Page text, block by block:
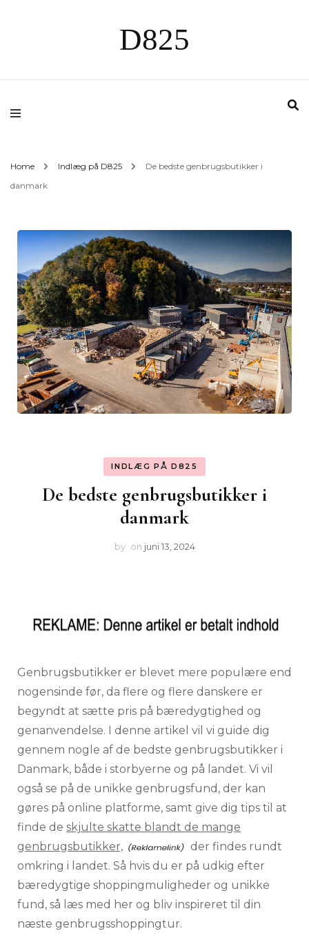
D825
Home Indlæg på D825
De bedste genbrugsbutikker i
danmark
INDLÆG PÅ D825
De bedste genbrugsbutikker i
danmark
by on juni 13, 2024
Genbrugsbutikker er blevet mere populære end
nogensinde før, da flere og flere danskere er
begyndt at sætte pris på bæredygtighed og
genanvendelse. I denne artikel vil vi guide dig
gennem nogle af de bedste genbrugsbutikker i
Danmark, både i storbyerne og på landet. Vi vil
også se på de unikke genbrugsfund, der kan
gøres på online platforme, samt give dig tips til at
finde de skjulte skatte blandt de mange
genbrugsbutikker,
der findes rundt
omkring i landet. Så hvis du er på udkig efter
bæredygtige shoppingmuligheder og unikke
fund, så læs med her og bliv inspireret til din
næste genbrugsshoppingtur.